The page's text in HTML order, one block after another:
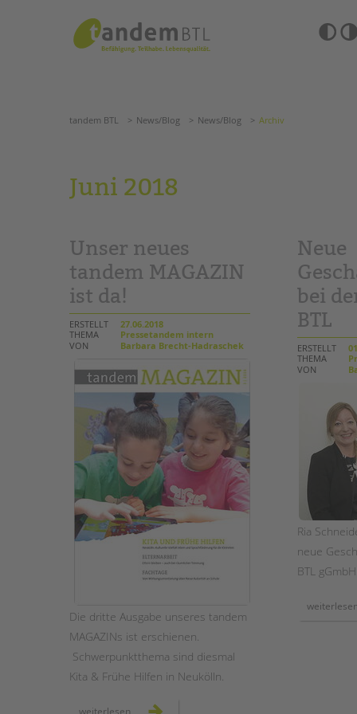
Barrierefrei-
ANGEBOTE
KITA & FRÜHE HILFEN
Grundschulen
Oberschulen
Förderzentren
Kollegs
EFöB
Schulbezogene Sozialarbeit
Tagesgruppen
BETREUTES WOHNEN
TANDEM BTL
Zertfikatskurse
Seminarkalender
Seminarräume
tandem BTL News/Blog
tandem BTL News/Blog News/Blog Archiv
Juni 2018
Unser neues
tandem MAGAZIN
ist da!
ERSTELLT
27.06.2018
THEMA
Pressetandem intern
VON
Barbara Brecht-Hadraschek
Die dritte Ausgabe unseres tandem
MAGAZINs ist erschienen.
Schwerpunktthema sind diesmal
Kita & Frühe Hilfen in Neukölln.
weiterlesen unser
Neue
bei
BTL
ERSTELLT
THEMA
VON
Ria
neue
BTL gGmbH.
weiterlesen